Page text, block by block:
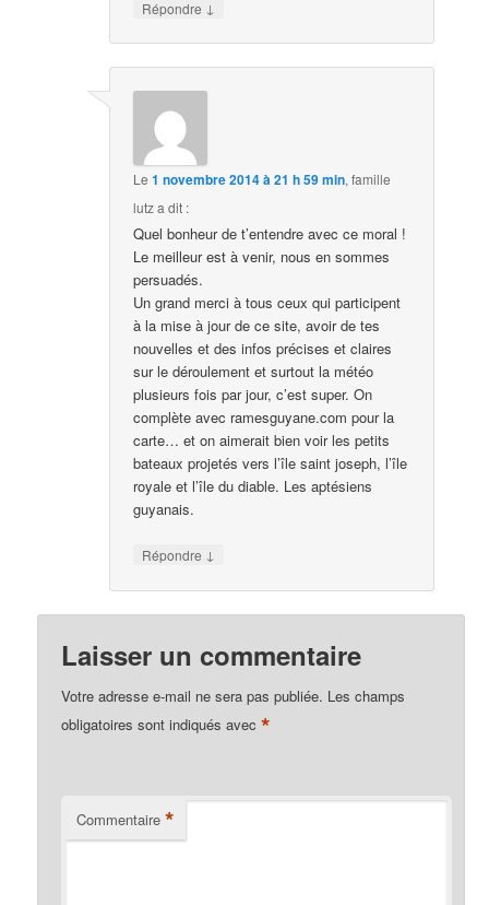
Répondre ↓
Le1 novembre 2014 à 21 h 59 min,famille
lutza dit :
Quel bonheur de t’entendre avec ce moral !
Le meilleur est à venir, nous en sommes
persuadés.
Un grand merci à tous ceux qui participent
à la mise à jour de ce site, avoir de tes
nouvelles et des infos précises et claires
sur le déroulement et surtout la météo
plusieurs fois par jour, c’est super. On
complète avec ramesguyane.com pour la
carte… et on aimerait bien voir les petits
bateaux projetés vers l’île saint joseph, l’île
royale et l’île du diable. Les aptésiens
guyanais.
Répondre ↓
Laisser un commentaire
Votre adresse e-mail ne sera pas publiée. Les champs
obligatoires sont indiqués avec*
Commentaire *